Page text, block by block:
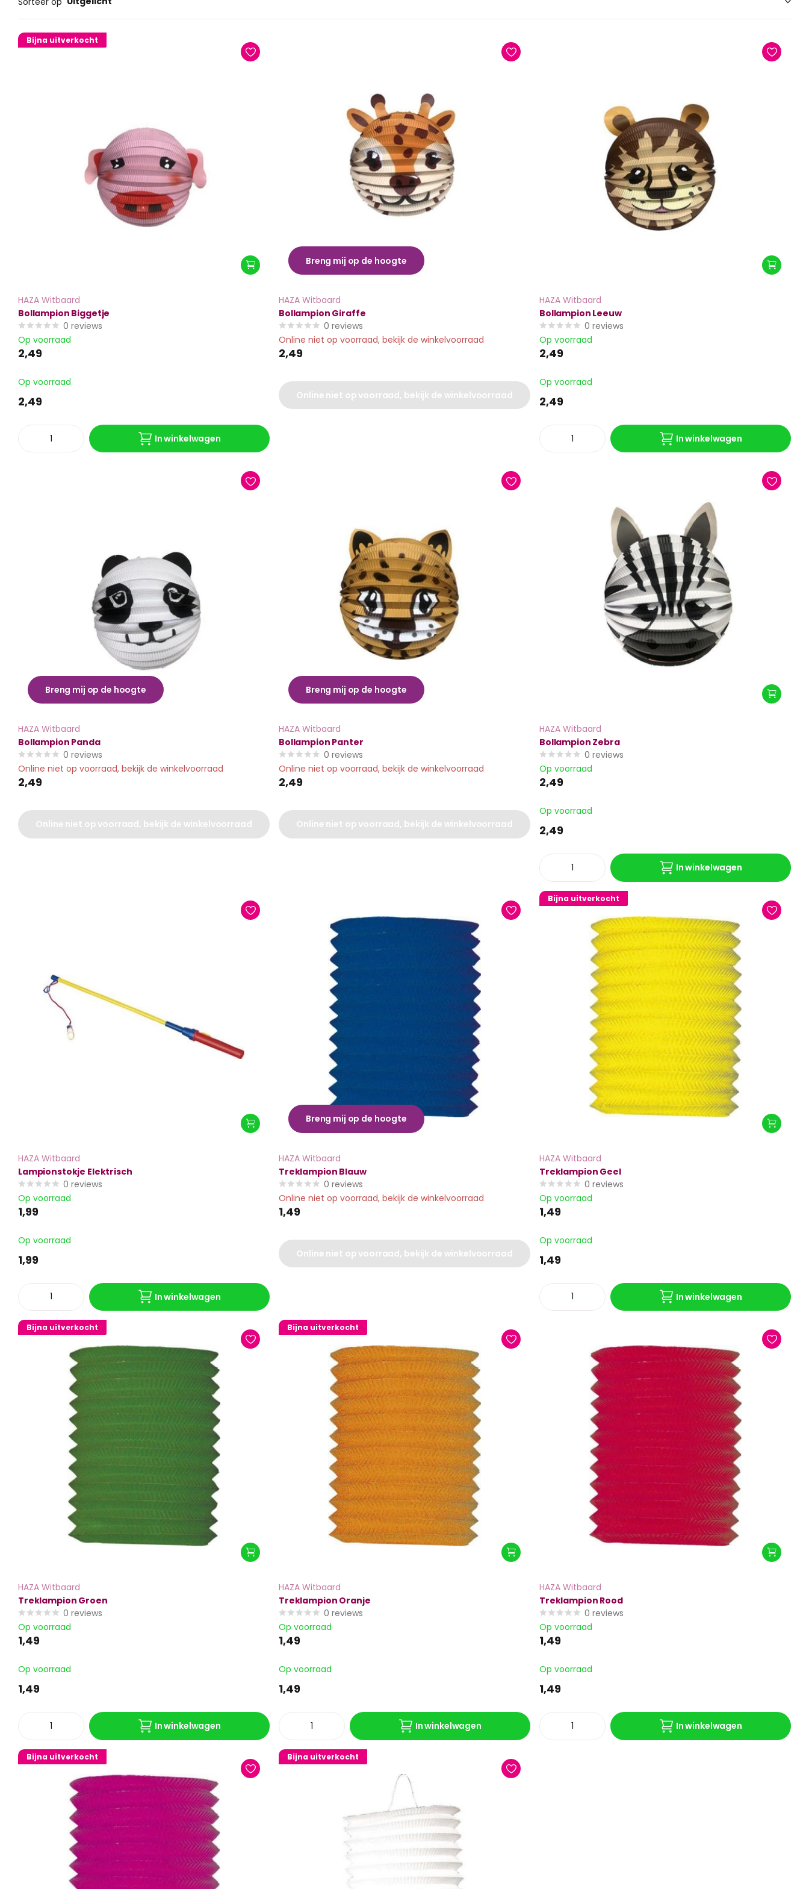
Bijna uitverkocht
HAZA Witbaard
Bollampion Biggetje
0 reviews
Op voorraad
2,49
Op voorraad
2,49
In winkelwagen
Breng mij op de hoogte
HAZA Witbaard
Bollampion Giraffe
0 reviews
Online niet op voorraad, bekijk de winkelvoorraad
2,49
Online niet op voorraad, bekijk de winkelvoorraad
HAZA Witbaard
Bollampion Leeuw
0 reviews
Op voorraad
2,49
Op voorraad
2,49
In winkelwagen
Breng mij op de hoogte
HAZA Witbaard
Bollampion Panda
0 reviews
Online niet op voorraad, bekijk de winkelvoorraad
2,49
Online niet op voorraad, bekijk de winkelvoorraad
Breng mij op de hoogte
HAZA Witbaard
Bollampion Panter
0 reviews
Online niet op voorraad, bekijk de winkelvoorraad
2,49
Online niet op voorraad, bekijk de winkelvoorraad
HAZA Witbaard
Bollampion Zebra
0 reviews
Op voorraad
2,49
Op voorraad
2,49
In winkelwagen
HAZA Witbaard
Lampionstokje Elektrisch
0 reviews
Op voorraad
1,99
Op voorraad
1,99
In winkelwagen
Breng mij op de hoogte
HAZA Witbaard
Treklampion Blauw
0 reviews
Online niet op voorraad, bekijk de winkelvoorraad
1,49
Online niet op voorraad, bekijk de winkelvoorraad
Bijna uitverkocht
HAZA Witbaard
Treklampion Geel
0 reviews
Op voorraad
1,49
Op voorraad
1,49
In winkelwagen
Bijna uitverkocht
HAZA Witbaard
Treklampion Groen
0 reviews
Op voorraad
1,49
Op voorraad
1,49
In winkelwagen
Bijna uitverkocht
HAZA Witbaard
Treklampion Oranje
0 reviews
Op voorraad
1,49
Op voorraad
1,49
In winkelwagen
HAZA Witbaard
Treklampion Rood
0 reviews
Op voorraad
1,49
Op voorraad
1,49
In winkelwagen
Bijna uitverkocht Bijna uitverkocht